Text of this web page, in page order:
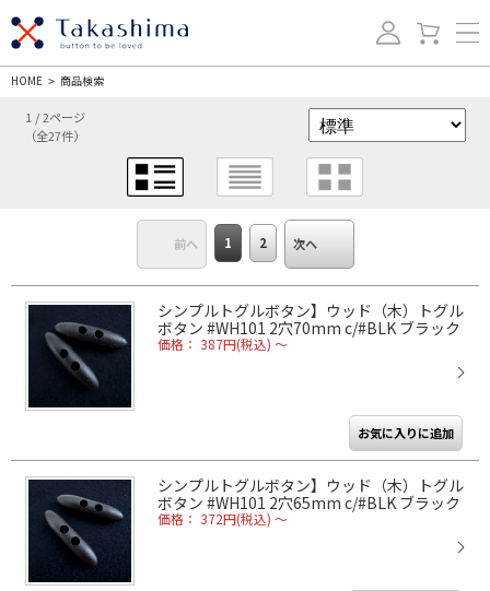
HOME > 商品検索
1 / 2ページ
（全27件）
前へ 1 2 次へ
シンプルトグルボタン】ウッド（木）トグル
ボタン #WH101 2穴70mm c/#BLK ブラック
価格： 387円(税込) ～
シンプルトグルボタン】ウッド（木）トグル
ボタン #WH101 2穴65mm c/#BLK ブラック
価格： 372円(税込) ～